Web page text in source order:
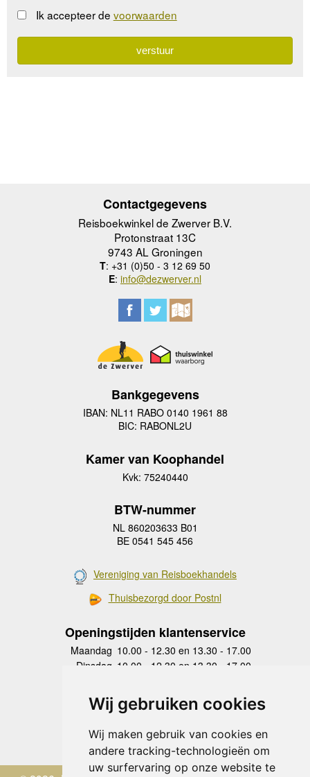
Wij gebruiken cookies
Wij maken gebruik van cookies en
andere tracking-technologieën om
uw surfervaring op onze website te
Ik accepteer de voorwaarden
Contactgegevens
Reisboekwinkel de Zwerver B.V.
Protonstraat 13C
9743 AL Groningen
T: +31 (0)50 - 3 12 69 50
E: info@dezwerver.nl
Bankgegevens
IBAN: NL11 RABO 0140 1961 88
BIC: RABONL2U
Kamer van Koophandel
Kvk: 75240440
BTW-nummer
NL 860203633 B01
BE 0541 545 456
Vereniging van Reisboekhandels
Thuisbezorgd door Postnl
Openingstijden klantenservice
Maandag 10.00 - 12.30 en 13.30 - 17.00
Dinsdag 10.00 - 12.30 en 13.30 - 17.00
Donderdag
10.00 - 12.30 en 13.30 - 17.00
Vrijdag 10.00 - 12.30 en 13.30 - 17.00
Zaterdag
gesloten
Zondag gesloten